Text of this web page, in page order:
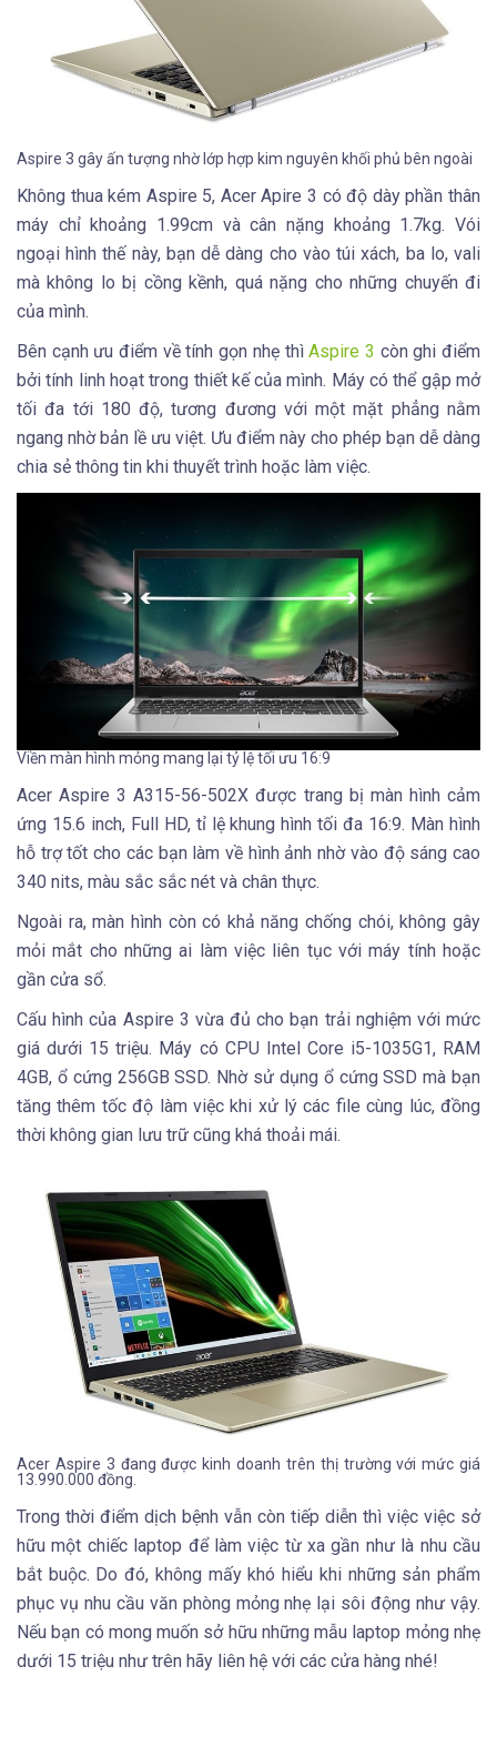
Aspire 3 gây ấn tượng nhờ lớp hợp kim nguyên khối phủ bên ngoài
Không thua kém Aspire 5, Acer Apire 3 có độ dày phần thân
máy chỉ khoảng 1.99cm và cân nặng khoảng 1.7kg. Vói
ngoại hình thế này, bạn dễ dàng cho vào túi xách, ba lo, vali
mà không lo bị cồng kềnh, quá nặng cho những chuyến đi
của mình.
Bên cạnh ưu điểm về tính gọn nhẹ thìAspire 3 còn ghi điểm
bởi tính linh hoạt trong thiết kế của mình. Máy có thể gập mở
tối đa tới 180 độ, tương đương với một mặt phẳng nằm
ngang nhờ bản lề ưu việt. Ưu điểm này cho phép bạn dễ dàng
chia sẻ thông tin khi thuyết trình hoặc làm việc.
Viền màn hình mỏng mang lại tỷ lệ tối ưu 16:9
Acer Aspire 3 A315-56-502X được trang bị màn hình cảm
ứng 15.6 inch, Full HD, tỉ lệ khung hình tối đa 16:9. Màn hình
hỗ trợ tốt cho các bạn làm về hình ảnh nhờ vào độ sáng cao
340 nits, màu sắc sắc nét và chân thực.
Ngoài ra, màn hình còn có khả năng chống chói, không gây
mỏi mắt cho những ai làm việc liên tục với máy tính hoặc
gần cửa sổ.
Cấu hình của Aspire 3 vừa đủ cho bạn trải nghiệm với mức
giá dưới 15 triệu. Máy có CPU Intel Core i5-1035G1, RAM
4GB, ổ cứng 256GB SSD. Nhờ sử dụng ổ cứng SSD mà bạn
tăng thêm tốc độ làm việc khi xử lý các file cùng lúc, đồng
thời không gian lưu trữ cũng khá thoải mái.
Acer Aspire 3 đang được kinh doanh trên thị trường với mức giá
13.990.000 đồng.
Trong thời điểm dịch bệnh vẫn còn tiếp diễn thì việc việc sở
hữu một chiếc laptop để làm việc từ xa gần như là nhu cầu
bắt buộc. Do đó, không mấy khó hiểu khi những sản phẩm
phục vụ nhu cầu văn phòng mỏng nhẹ lại sôi động như vậy.
Nếu bạn có mong muốn sở hữu những mẫu laptop mỏng nhẹ
dưới 15 triệu như trên hãy liên hệ với các cửa hàng nhé!